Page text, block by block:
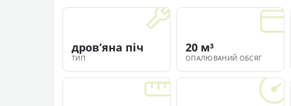
ТИП
дровʼяна піч
ОПАЛЮВАНИЙ ОБСЯГ
20 м³